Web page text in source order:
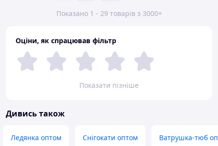
Показано 1 - 29 товарів з 3000+
Оціни, як спрацював фільтр
Показати пізніше
Дивись також
Ледянка оптом Снігокати оптом Ватрушка-тюб